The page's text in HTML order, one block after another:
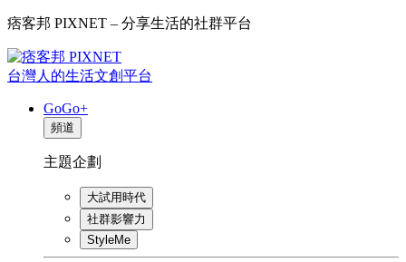
痞客邦 PIXNET – 分享生活的社群平台
台灣人的生活文創平台
GoGo+
頻道
主題企劃
大試用時代
社群影響力
StyleMe